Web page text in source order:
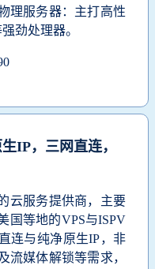
理服务器：主打高性
劲处理器。
IP，三网直连，
服务提供商，主要
国等地的VPS与ISPV
连与纯净原生IP，非
流媒体解锁等需求，